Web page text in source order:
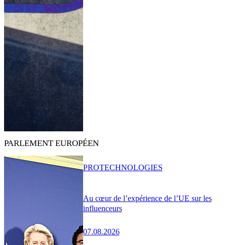
PARLEMENT EUROPÉEN
Au cœur de l’expérience de l’UE sur les
influenceurs
07.08.2026
PROTECHNOLOGIES